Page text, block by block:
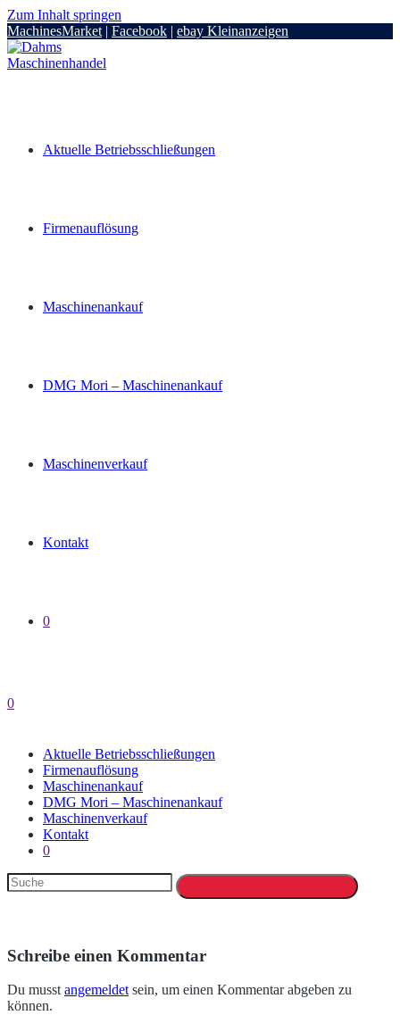
Zum Inhalt springen
MachinesMarket | Facebook | ebay Kleinanzeigen
Aktuelle Betriebsschließungen
Firmenauflösung
Maschinenankauf
DMG Mori – Maschinenankauf
Maschinenverkauf
Kontakt
0
0
Aktuelle Betriebsschließungen
Firmenauflösung
Maschinenankauf
DMG Mori – Maschinenankauf
Maschinenverkauf
Kontakt
0
Schreibe einen Kommentar
Du musstangemeldetsein, um einen Kommentar abgeben zu
können.